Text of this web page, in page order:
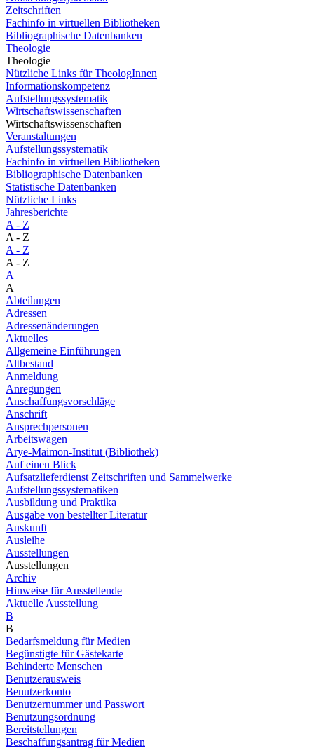
Zeitschriften
Fachinfo in virtuellen Bibliotheken
Bibliographische Datenbanken
Theologie
Theologie
Nützliche Links für TheologInnen
Informationskompetenz
Aufstellungssystematik
Wirtschaftswissenschaften
Wirtschaftswissenschaften
Veranstaltungen
Aufstellungssystematik
Fachinfo in virtuellen Bibliotheken
Bibliographische Datenbanken
Statistische Datenbanken
Nützliche Links
Jahresberichte
A - Z
A - Z
A - Z
A - Z
A
A
Abteilungen
Adressen
Adressenänderungen
Aktuelles
Allgemeine Einführungen
Altbestand
Anmeldung
Anregungen
Anschaffungsvorschläge
Anschrift
Ansprechpersonen
Arbeitswagen
Arye-Maimon-Institut (Bibliothek)
Auf einen Blick
Aufsatzlieferdienst Zeitschriften und Sammelwerke
Aufstellungssystematiken
Ausbildung und Praktika
Ausgabe von bestellter Literatur
Auskunft
Ausleihe
Ausstellungen
Ausstellungen
Archiv
Hinweise für Ausstellende
Aktuelle Ausstellung
B
B
Bedarfsmeldung für Medien
Begünstigte für Gästekarte
Behinderte Menschen
Benutzerausweis
Benutzerkonto
Benutzernummer und Passwort
Benutzungsordnung
Bereitstellungen
Beschaffungsantrag für Medien